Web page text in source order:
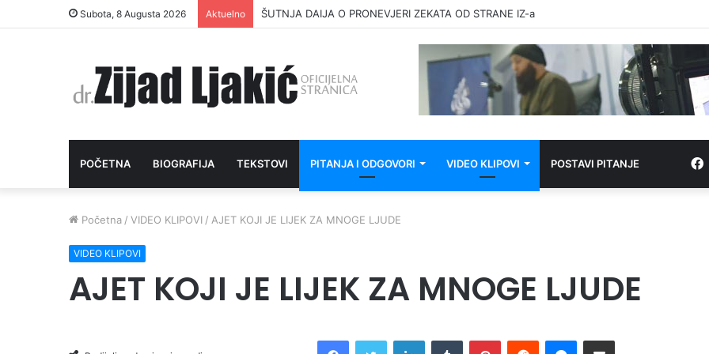
Subota, 8 Augusta 2026 Aktuelno ŠUTNJA DAIJA O PRONEVJERI ZEKATA OD STRANE IZ-a
POČETNA BIOGRAFIJA TEKSTOVI PITANJA I ODGOVORI VIDEO KLIPOVI POSTAVI PITANJE
Početna / VIDEO KLIPOVI / AJET KOJI JE LIJEK ZA MNOGE LJUDE
VIDEO KLIPOVI
AJET KOJI JE LIJEK ZA MNOGE LJUDE